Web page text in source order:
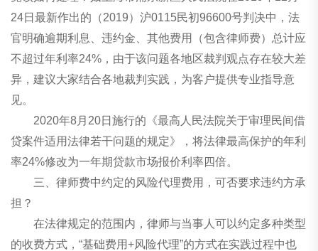
24日最新作出的（2019）沪0115民初96600号判决中，法
官明确逾期利息、违约金、其他费用（包含律师费）总计应
不超过年利率24%，由于该问题各地区裁判观点存在较大差
异，建议大家结合各地裁判实践，为客户提供专业指导意
见。
2020年8月20日施行的《最高人民法院关于审理民间借
贷案件适用法律若干问题的规定》，将法律最高保护的年利
率24%修改为一年期贷款市场报价利率四倍。
三、律师费中约定的风险代理费用，可否要求违约方承
担？
在法律规定的范围内，律师与当事人可以约定多种类型
的收费方式，“基础费用+风险代理”的方式在实践过程中也